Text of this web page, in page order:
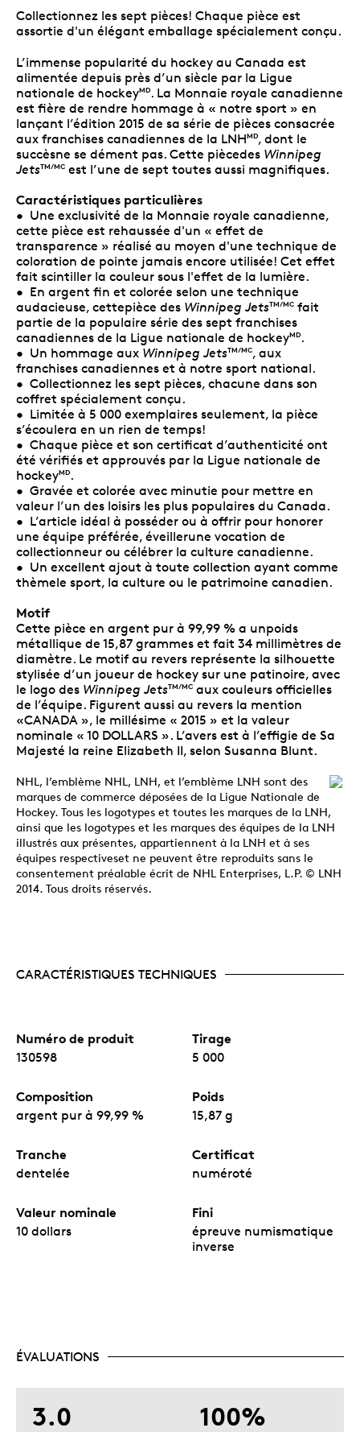
Collectionnez les sept pièces! Chaque pièce est
assortie d'un élégant emballage spécialement conçu.
L’immense popularité du hockey au Canada est
alimentée depuis près d’un siècle par la Ligue
nationale de hockeyMD. La Monnaie royale canadienne
est fière de rendre hommage à « notre sport » en
lançant l’édition 2015 de sa série de pièces consacrée
aux franchises canadiennes de la LNHMD, dont le
succèsne se dément pas. Cette piècedes Winnipeg
JetsTM/MC est l’une de sept toutes aussi magnifiques.
Caractéristiques particulières
• Une exclusivité de la Monnaie royale canadienne,
cette pièce est rehaussée d'un « effet de
transparence » réalisé au moyen d'une technique de
coloration de pointe jamais encore utilisée! Cet effet
fait scintiller la couleur sous l'effet de la lumière.
• En argent fin et colorée selon une technique
audacieuse, cettepièce des Winnipeg JetsTM/MC fait
partie de la populaire série des sept franchises
canadiennes de la Ligue nationale de hockeyMD.
• Un hommage aux Winnipeg JetsTM/MC, aux
franchises canadiennes et à notre sport national.
• Collectionnez les sept pièces, chacune dans son
coffret spécialement conçu.
• Limitée à 5 000 exemplaires seulement, la pièce
s’écoulera en un rien de temps!
• Chaque pièce et son certificat d’authenticité ont
été vérifiés et approuvés par la Ligue nationale de
hockeyMD.
• Gravée et colorée avec minutie pour mettre en
valeur l’un des loisirs les plus populaires du Canada.
• L’article idéal à posséder ou à offrir pour honorer
une équipe préférée, éveillerune vocation de
collectionneur ou célébrer la culture canadienne.
• Un excellent ajout à toute collection ayant comme
thèmele sport, la culture ou le patrimoine canadien.
Motif
Cette pièce en argent pur à 99,99 % a unpoids
métallique de 15,87 grammes et fait 34 millimètres de
diamètre. Le motif au revers représente la silhouette
stylisée d’un joueur de hockey sur une patinoire, avec
le logo des Winnipeg JetsTM/MC aux couleurs officielles
de l’équipe. Figurent aussi au revers la mention
«CANADA », le millésime « 2015 » et la valeur
nominale « 10 DOLLARS ». L’avers est à l’effigie de Sa
Majesté la reine Elizabeth II, selon Susanna Blunt.
NHL, l’emblème NHL, LNH, et l’emblème LNH sont des
marques de commerce déposées de la Ligue Nationale de
Hockey. Tous les logotypes et toutes les marques de la LNH,
ainsi que les logotypes et les marques des équipes de la LNH
illustrés aux présentes, appartiennent à la LNH et à ses
équipes respectiveset ne peuvent être reproduits sans le
consentement préalable écrit de NHL Enterprises, L.P. © LNH
2014. Tous droits réservés.
CARACTÉRISTIQUES TECHNIQUES
Numéro de produit
130598
Tirage
5 000
Composition
argent pur à 99,99 %
Poids
15,87 g
Tranche
dentelée
Certificat
numéroté
Valeur nominale
10 dollars
Fini
épreuve numismatique
inverse
ÉVALUATIONS
3.0 100%